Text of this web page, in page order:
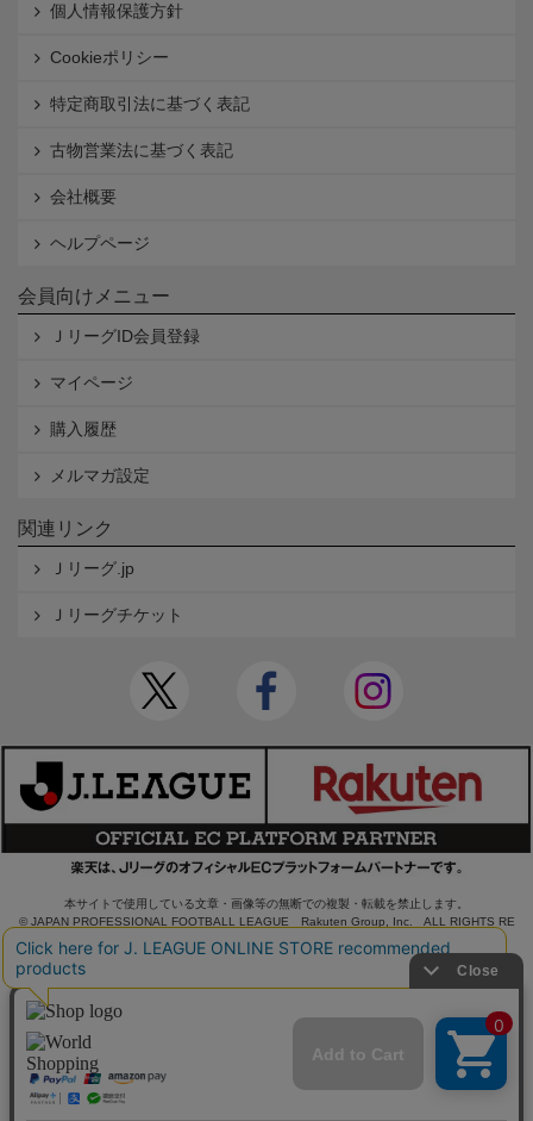
個人情報保護方針
Cookieポリシー
特定商取引法に基づく表記
古物営業法に基づく表記
会社概要
ヘルプページ
会員向けメニュー
ＪリーグID会員登録
マイページ
購入履歴
メルマガ設定
関連リンク
Ｊリーグ.jp
Ｊリーグチケット
本サイトで使用している文章・画像等の無断での複製・転載を禁止します。
© JAPAN PROFESSIONAL FOOTBALL LEAGUE Rakuten Group, Inc. ALL RIGHTS RE
SERVED.